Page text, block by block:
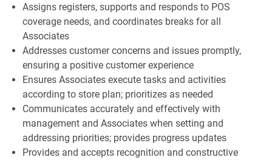
Assigns registers, supports and responds to POS
coverage needs, and coordinates breaks for all
Associates
Addresses customer concerns and issues promptly,
ensuring a positive customer experience
Ensures Associates execute tasks and activities
according to store plan; prioritizes as needed
Communicates accurately and effectively with
management and Associates when setting and
addressing priorities; provides progress updates
Provides and accepts recognition and constructive